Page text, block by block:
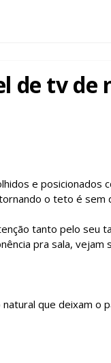
de tv de
e posicionados
o teto é sem
tanto pelo seu
pra sala, vejam
que deixam o